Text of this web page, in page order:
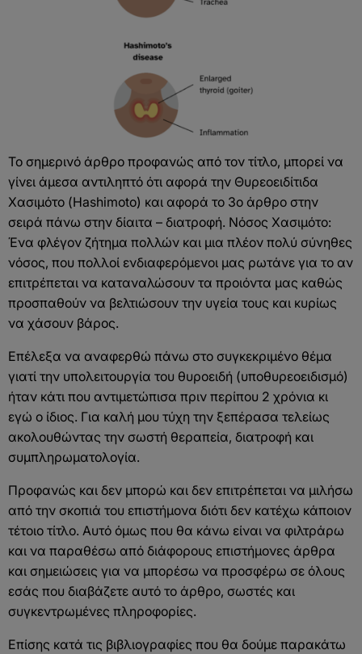
Το σημερινό άρθρο προφανώς από τον τίτλο, μπορεί να
γίνει άμεσα αντιληπτό ότι αφορά την Θυρεοειδίτιδα
Χασιμότο (Hashimoto) και αφορά το 3ο άρθρο στην
σειρά πάνω στην δίαιτα – διατροφή. Νόσος Χασιμότο:
Ένα φλέγον ζήτημα πολλών και μια πλέον πολύ σύνηθες
νόσος, που πολλοί ενδιαφερόμενοι μας ρωτάνε για το αν
επιτρέπεται να καταναλώσουν τα προιόντα μας καθώς
προσπαθούν να βελτιώσουν την υγεία τους και κυρίως
να χάσουν βάρος.
Επέλεξα να αναφερθώ πάνω στο συγκεκριμένο θέμα
γιατί την υπολειτουργία του θυροειδή (υποθυρεοειδισμό)
ήταν κάτι που αντιμετώπισα πριν περίπου 2 χρόνια κι
εγώ ο ίδιος. Για καλή μου τύχη την ξεπέρασα τελείως
ακολουθώντας την σωστή θεραπεία, διατροφή και
συμπληρωματολογία.
Προφανώς και δεν μπορώ και δεν επιτρέπεται να μιλήσω
από την σκοπιά του επιστήμονα διότι δεν κατέχω κάποιον
τέτοιο τίτλο. Αυτό όμως που θα κάνω είναι να φιλτράρω
και να παραθέσω από διάφορους επιστήμονες άρθρα
και σημειώσεις για να μπορέσω να προσφέρω σε όλους
εσάς που διαβάζετε αυτό το άρθρο, σωστές και
συγκεντρωμένες πληροφορίες.
Επίσης κατά τις βιβλιογραφίες που θα δούμε παρακάτω